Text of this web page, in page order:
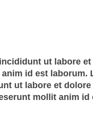
ut labore
id est laborum.
ut labore et dolore
mollit anim id